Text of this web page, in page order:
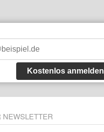
Kostenlos anmelden